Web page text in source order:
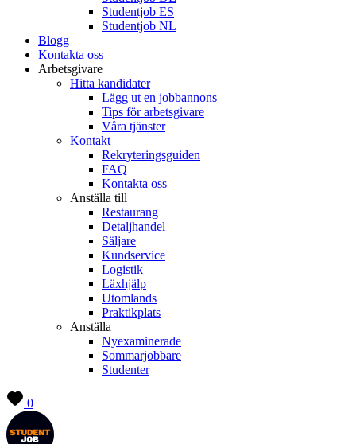
Studentjob ES
Studentjob NL
Blogg
Kontakta oss
Arbetsgivare
Hitta kandidater
Lägg ut en jobbannons
Tips för arbetsgivare
Våra tjänster
Kontakt
Rekryteringsguiden
FAQ
Kontakta oss
Anställa till
Restaurang
Detaljhandel
Säljare
Kundservice
Logistik
Läxhjälp
Utomlands
Praktikplats
Anställa
Nyexaminerade
Sommarjobbare
Studenter
0